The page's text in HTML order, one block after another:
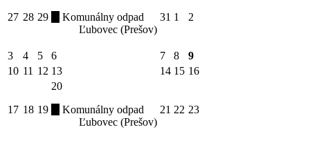
27 28 29
Komunálny odpad
Ľubovec (Prešov)
31 1 2
3 4 5 6 7 8
9
10 11 12 13 14 15 16
17 18 19
20
Komunálny odpad
Ľubovec (Prešov)
21 22 23